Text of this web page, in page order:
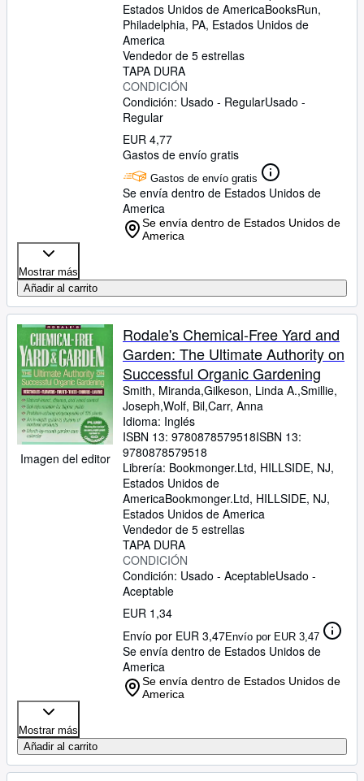
Estados Unidos de AmericaBooksRun,
Philadelphia, PA, Estados Unidos de
America
Vendedor de 5 estrellas
TAPA DURA
CONDICIÓN
Condición: Usado - RegularUsado -
Regular
EUR 4,77
Gastos de envío gratis
Gastos de envío gratis
Se envía dentro de Estados Unidos de
America
Se envía dentro de Estados Unidos de
America
Mostrar más
Añadir al carrito
Imagen del editor
Rodale's Chemical-Free Yard and
Garden: The Ultimate Authority on
Successful Organic Gardening
Smith, Miranda,Gilkeson, Linda A.,Smillie,
Joseph,Wolf, Bil,Carr, Anna
Idioma: Inglés
ISBN 13: 9780878579518ISBN 13:
9780878579518
Librería: Bookmonger.Ltd, HILLSIDE, NJ,
Estados Unidos de
AmericaBookmonger.Ltd, HILLSIDE, NJ,
Estados Unidos de America
Vendedor de 5 estrellas
TAPA DURA
CONDICIÓN
Condición: Usado - AceptableUsado -
Aceptable
EUR 1,34
Envío por EUR 3,47Envío por EUR 3,47
Se envía dentro de Estados Unidos de
America
Se envía dentro de Estados Unidos de
America
Mostrar más
Añadir al carrito